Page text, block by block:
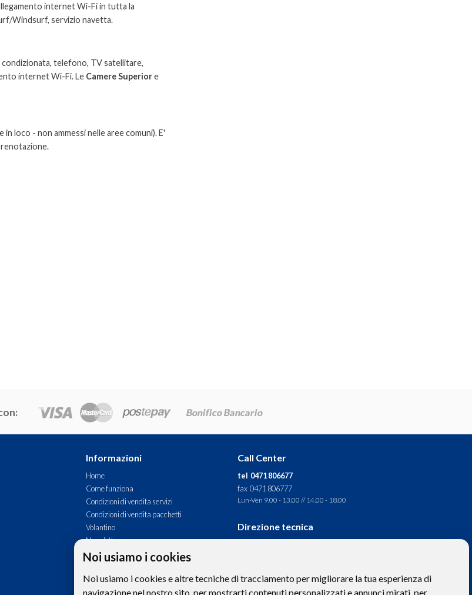
Noi usiamo i cookies
Noi usiamo i cookies e altre tecniche di tracciamento per migliorare la tua esperienza di
navigazione nel nostro sito, per mostrarti contenuti personalizzati e annunci mirati, per
internet Wi-Fi in tutta la
Windsurf, servizio navetta.
condizionata, telefono, TV satellitare,
internet Wi-Fi. Le Camere Superiore
loco - non ammessi nelle aree comuni). E'
Informazioni
Home
Come funziona
Condizioni di vendita servizi
Condizioni di vendita pacchetti
Volantino
Newsletter
Commenti
Call Center
tel 0471 806677
fax 0471 806777
Lun-Ven 9.00 - 13.00 // 14.00 - 18.00
Direzione tecnica
P.IVA: 01652670215